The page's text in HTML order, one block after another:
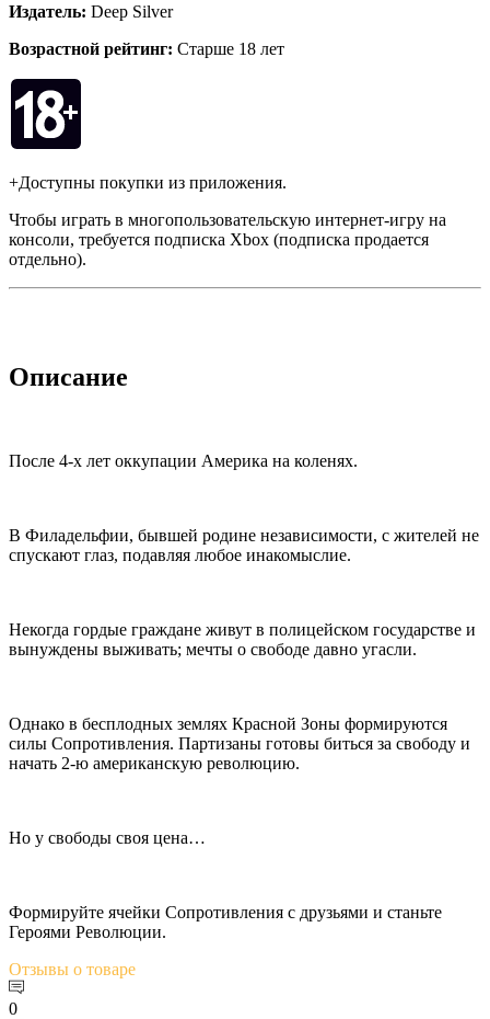
Издатель: Deep Silver
Возрастной рейтинг: Старше 18 лет
+Доступны покупки из приложения.
Чтобы играть в многопользовательскую интернет-игру на
консоли, требуется подписка Xbox (подписка продается
отдельно).
Описание
После 4-х лет оккупации Америка на коленях.
В Филадельфии, бывшей родине независимости, с жителей не
спускают глаз, подавляя любое инакомыслие.
Некогда гордые граждане живут в полицейском государстве и
вынуждены выживать; мечты о свободе давно угасли.
Однако в бесплодных землях Красной Зоны формируются
силы Сопротивления. Партизаны готовы биться за свободу и
начать 2-ю американскую революцию.
Но у свободы своя цена…
Формируйте ячейки Сопротивления с друзьями и станьте
Героями Революции.
Отзывы о товаре
0